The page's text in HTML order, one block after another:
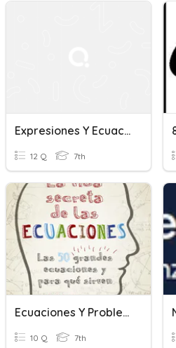
Expresiones Y Ecuaciones
12 Q 7th
Ecuaciones Y Problemas Sencillos
10 Q 7th